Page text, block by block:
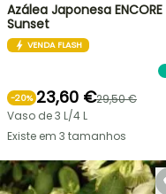
Azálea Japonesa ENCORE
Sunset
VENDA FLASH
-20% 23,60 €29,50 €
Vaso de 3 L/4 L
Existe em 3 tamanhos